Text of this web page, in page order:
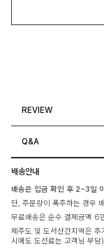
REVIEW
Q&A
배송안내
배송은 입금 확인 후 2~3일
단, 주문량이 폭주하는 경우
무료배송은 순수 결제금액 6
제주도 및 도서산간지역은
시에도 도선료는 고객님 부담)